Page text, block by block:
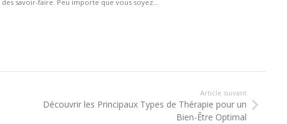
savoir-faire. Peu importe que vous soyez...
Article suivant
Découvrir les Principaux Types de Thérapie pour un
Bien-Être Optimal